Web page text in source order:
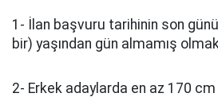
1- İlan başvuru tarihinin son
bir) yaşından gün almamış
2- Erkek adaylarda en az 170